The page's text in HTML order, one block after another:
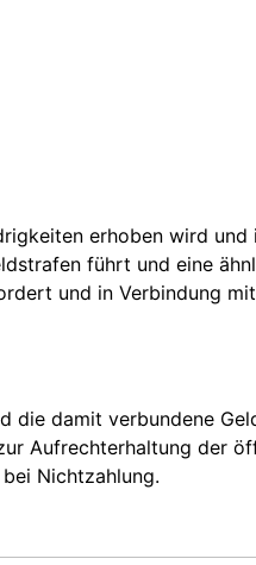
erhoben wird
führt und eine
und in Verbindung
die damit verbundene
Aufrechterhaltung der
Nichtzahlung.